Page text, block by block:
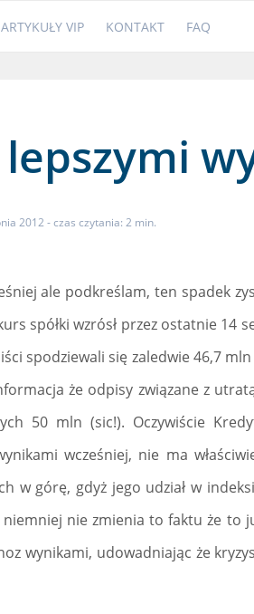
ARTYKUŁY VIP KONTAKT FAQ
2012 - czas czytania: 2 min.
ale podkreślam, ten spadek
spółki wzrósł przez ostatnie 14
spodziewali się zaledwie 46,7 mln
że odpisy związane z
50 mln (sic!). Oczywiście
wcześniej, nie ma
w górę, gdyż jego udział w
niemniej nie zmienia to faktu że to
wynikami, udowadniając że